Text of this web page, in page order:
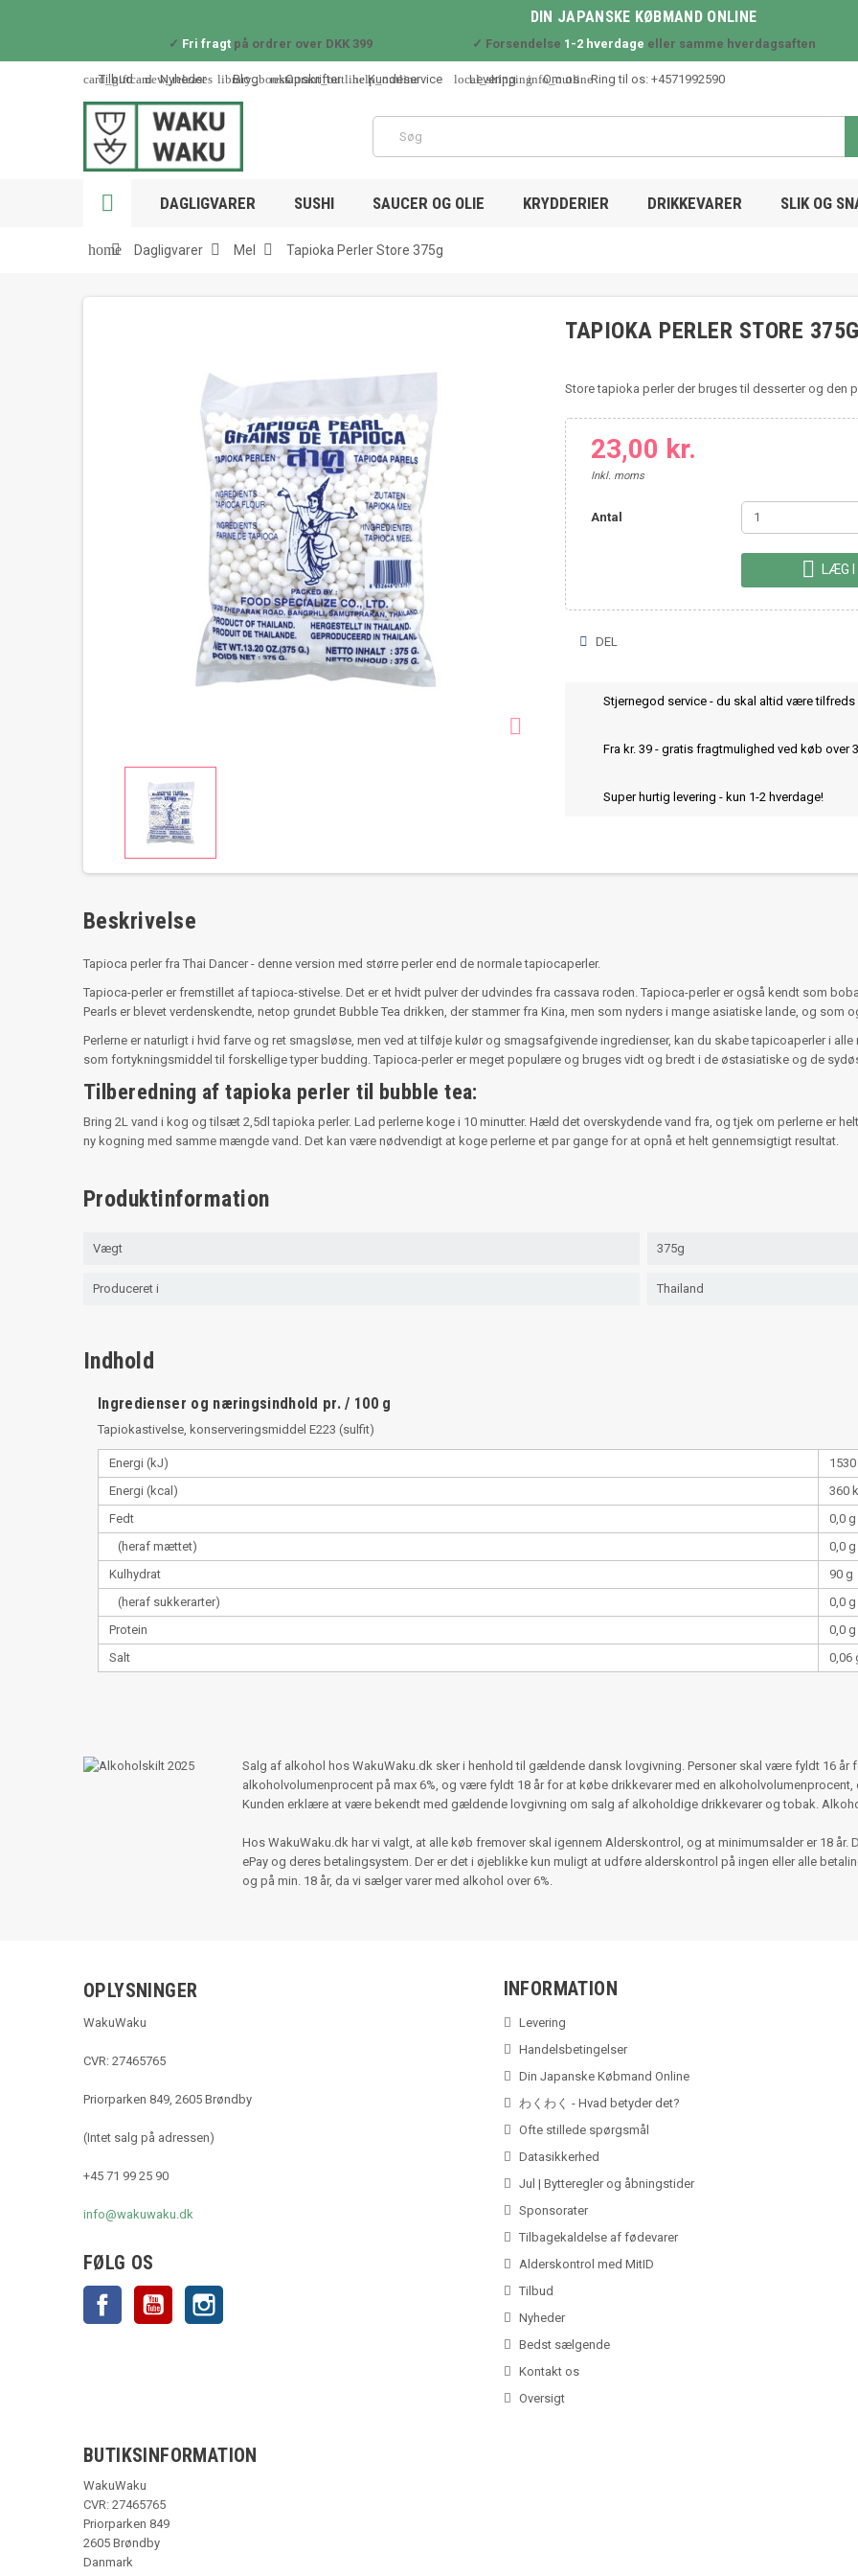
DIN JAPANSKE KØBMAND ONLINE
✓ Fri fragtpå ordrer over DKK 399 ✓ Forsendelse 1-2 hverdage eller samme hverdagsaften
card_giftcard
Tilbud new_releases
Nyheder library_books
Blog restaurant_outline
Opskrifter help_outline
Kundeservice local_shipping
Levering info_outline
Om os Ring til os: +4571992590
 DAGLIGVARER SUSHI SAUCER OG OLIE KRYDDERIER DRIKKEVARER SLIK OG
home
 Dagligvarer  Mel  Tapioka Perler Store 375g

TAPIOKA PERLER STORE 375G
Store tapioka perler der bruges til desserter og den
23,00 kr.
Inkl. moms
Antal
 LÆG
DEL
Stjernegod service - du skal altid være tilfreds
Fra kr. 39 - gratis fragtmulighed ved køb over
Super hurtig levering - kun 1-2 hverdage!
Beskrivelse
Tapioca perler fra Thai Dancer - denne version med større perler end de normale tapiocaperler.
Tapioca-perler er fremstillet af tapioca-stivelse. Det er et hvidt pulver der udvindes fra cassava roden. Tapioca-perler er også kendt som
Pearls er blevet verdenskendte, netop grundet Bubble Tea drikken, der stammer fra Kina, men som nyders i mange asiatiske lande, og som
Perlerne er naturligt i hvid farve og ret smagsløse, men ved at tilføje kulør og smagsafgivende ingredienser, kan du skabe tapicoaperler i
som fortykningsmiddel til forskellige typer budding. Tapioca-perler er meget populære og bruges vidt og bredt i de østasiatiske og de
Tilberedning af tapioka perler til bubble tea:
Bring 2L vand i kog og tilsæt 2,5dl tapioka perler. Lad perlerne koge i 10 minutter. Hæld det overskydende vand fra, og tjek om perlerne er
ny kogning med samme mængde vand. Det kan være nødvendigt at koge perlerne et par gange for at opnå et helt gennemsigtigt resultat.
Produktinformation
Vægt 375g
Produceret i Thailand
Indhold
Ingredienser og næringsindhold pr. / 100 g
Tapiokastivelse, konserveringsmiddel E223 (sulfit)
Energi (kJ)
Energi (kcal)
360
Fedt
0,0 g
(heraf mættet)
0,0 g
Kulhydrat
90 g
(heraf sukkerarter)
0,0 g
Protein
0,0 g
Salt
0,06
Salg af alkohol hos WakuWaku.dk sker i henhold til gældende dansk lovgivning. Personer skal være fyldt 16 år
alkoholvolumenprocent på max 6%, og være fyldt 18 år for at købe drikkevarer med en alkoholvolumenprocent,
Kunden erklære at være bekendt med gældende lovgivning om salg af alkoholdige drikkevarer og tobak.
Hos WakuWaku.dk har vi valgt, at alle køb fremover skal igennem Alderskontrol, og at minimumsalder er 18
ePay og deres betalingsystem. Der er det i øjeblikke kun muligt at udføre alderskontrol på ingen eller alle
og på min. 18 år, da vi sælger varer med alkohol over 6%.
OPLYSNINGER
WakuWaku
CVR: 27465765
Priorparken 849, 2605 Brøndby
(Intet salg på adressen)
+45 71 99 25 90
info@wakuwaku.dk
FØLG OS
Facebook YouTube
INFORMATION
Levering
Handelsbetingelser
Din Japanske Købmand Online
わくわく - Hvad betyder det?
Ofte stillede spørgsmål
Datasikkerhed
Jul | Bytteregler og åbningstider
Sponsorater
Tilbagekaldelse af fødevarer
Alderskontrol med MitID
Tilbud
Nyheder
Bedst sælgende
Kontakt os
Oversigt
BUTIKSINFORMATION
WakuWaku
CVR: 27465765
Priorparken 849
2605 Brøndby
Danmark